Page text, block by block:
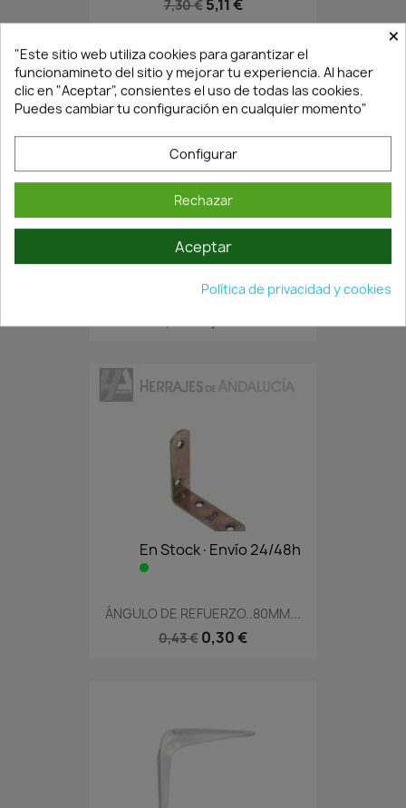
7,30 € 5,11 €
En Stock·Envío 24/48h
PALOMILLA PARA BALDAS Y...
1,04 €0,73 €
En Stock·Envío 24/48h
ÁNGULO DE REFUERZO..80MM...
0,43 € 0,30 €
×
"Este sitio web utiliza cookies para garantizar el
funcionamineto del sitio y mejorar tu experiencia. Al hacer
clic en "Aceptar", consientes el uso de todas las cookies.
Puedes cambiar tu configuración en cualquier momento"
Configurar
Rechazar
Aceptar
Política de privacidad y cookies